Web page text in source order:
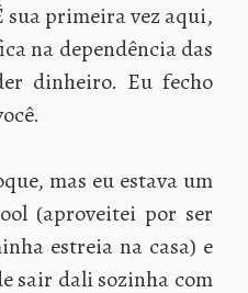
primeira vez aqui,
na dependência das
dinheiro. Eu fecho
mas eu estava um
(aproveitei por ser
estreia na casa) e
sair dali sozinha com